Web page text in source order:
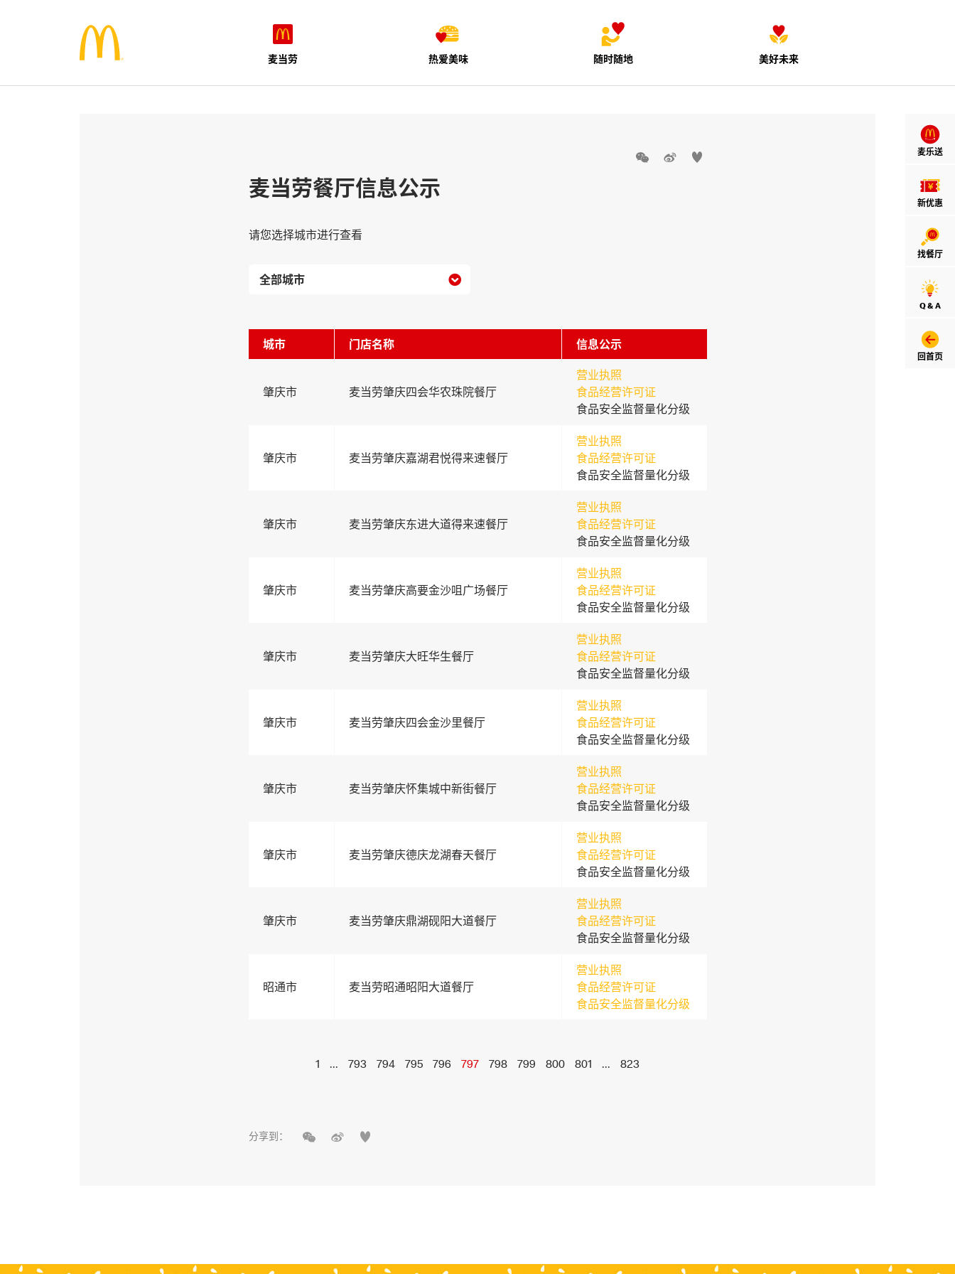
麦当劳 热爱美味 随时随地 美好未来
麦乐送
新优惠
找餐厅
Q & A
回首页
  
麦当劳餐厅信息公示
请您选择城市进行查看

城市 门店名称 信息公示
肇庆市 麦当劳肇庆四会华农珠院餐厅
营业执照
食品经营许可证
食品安全监督量化分级
肇庆市 麦当劳肇庆嘉湖君悦得来速餐厅
营业执照
食品经营许可证
食品安全监督量化分级
肇庆市 麦当劳肇庆东进大道得来速餐厅
营业执照
食品经营许可证
食品安全监督量化分级
肇庆市 麦当劳肇庆高要金沙咀广场餐厅
营业执照
食品经营许可证
食品安全监督量化分级
肇庆市 麦当劳肇庆大旺华生餐厅
营业执照
食品经营许可证
食品安全监督量化分级
肇庆市 麦当劳肇庆四会金沙里餐厅
营业执照
食品经营许可证
食品安全监督量化分级
肇庆市 麦当劳肇庆怀集城中新街餐厅
营业执照
食品经营许可证
食品安全监督量化分级
肇庆市 麦当劳肇庆德庆龙湖春天餐厅
营业执照
食品经营许可证
食品安全监督量化分级
肇庆市 麦当劳肇庆鼎湖砚阳大道餐厅
营业执照
食品经营许可证
食品安全监督量化分级
昭通市 麦当劳昭通昭阳大道餐厅
营业执照
食品经营许可证
食品安全监督量化分级
1 ... 793 794 795 796 797 798 799 800 801 ... 823
分享到：   